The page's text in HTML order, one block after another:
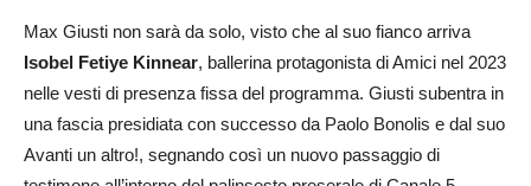
Max Giusti non sarà da solo, visto che al suo fianco arriva
Isobel Fetiye Kinnear, ballerina protagonista di Amici nel 2023
nelle vesti di presenza fissa del programma. Giusti subentra in
una fascia presidiata con successo da Paolo Bonolis e dal suo
Avanti un altro!, segnando così un nuovo passaggio di